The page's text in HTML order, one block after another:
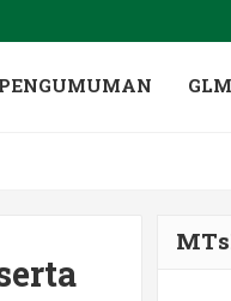
PENGUMUMAN GLM